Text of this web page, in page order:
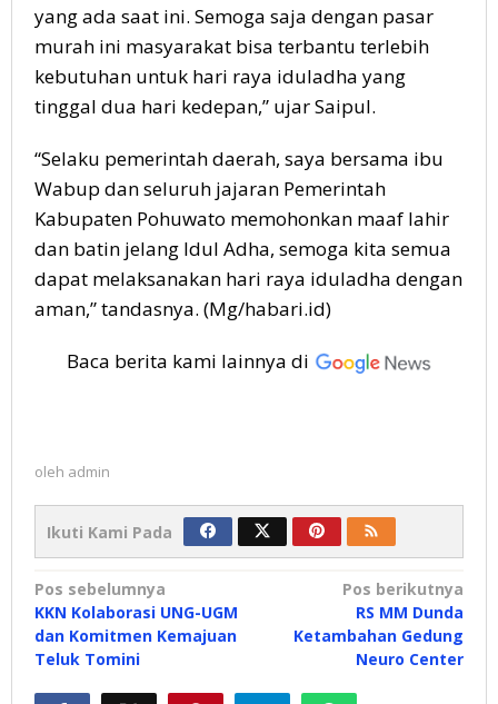
yang ada saat ini. Semoga saja dengan pasar
murah ini masyarakat bisa terbantu terlebih
kebutuhan untuk hari raya iduladha yang
tinggal dua hari kedepan,” ujar Saipul.
“Selaku pemerintah daerah, saya bersama ibu
Wabup dan seluruh jajaran Pemerintah
Kabupaten Pohuwato memohonkan maaf lahir
dan batin jelang Idul Adha, semoga kita semua
dapat melaksanakan hari raya iduladha dengan
aman,” tandasnya. (Mg/habari.id)
Baca berita kami lainnya di
oleh admin
Ikuti Kami Pada
Navigasi
pos
Pos sebelumnya
KKN Kolaborasi UNG-UGM
dan Komitmen Kemajuan
Teluk Tomini
Pos berikutnya
RS MM Dunda
Ketambahan Gedung
Neuro Center